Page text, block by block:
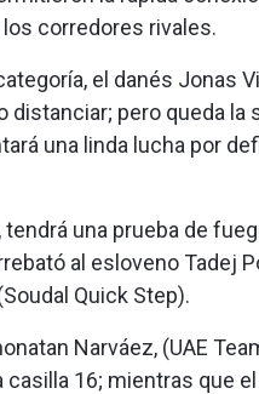
corredores rivales.
el danés Jonas
distanciar; pero queda la
una linda lucha por
una prueba de
al esloveno Tadej
Quick Step).
Narváez, (UAE
16; mientras que